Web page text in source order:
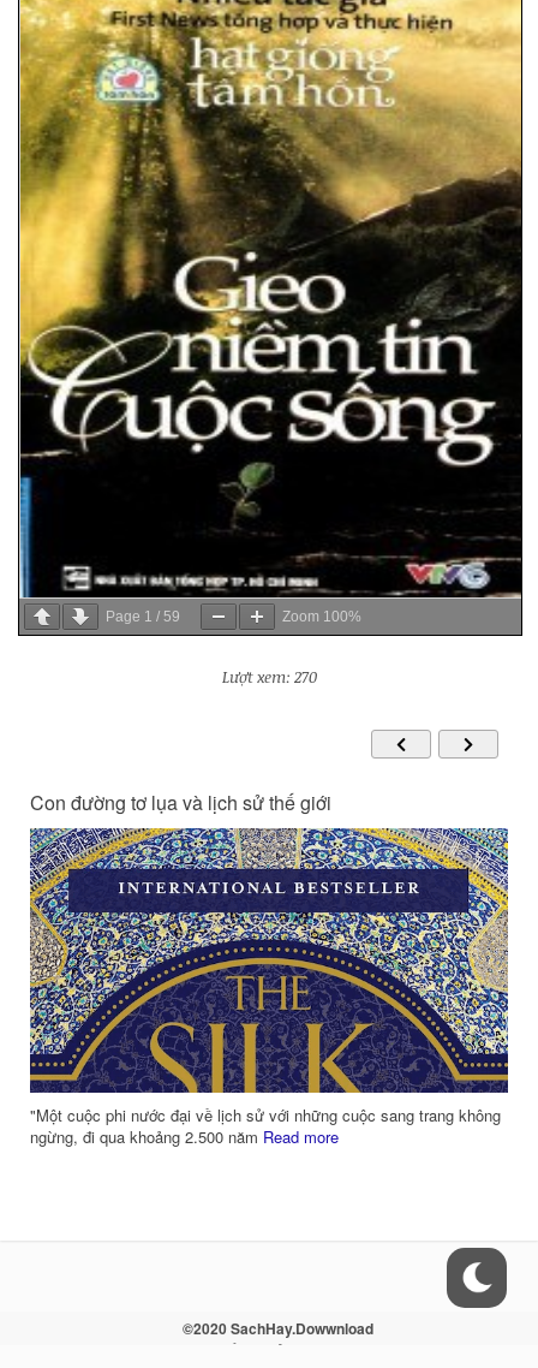
Page 1 / 59 Zoom 100%
Lượt xem: 270
Con đường tơ lụa và lịch sử thế giới
"Một cuộc phi nước đại về lịch sử với những cuộc sang trang không
ngừng, đi qua khoảng 2.500 năm Read more
©2020 SachHay.Dowwnload
Liên hệ - Điều khoản - Sitemap - RSS